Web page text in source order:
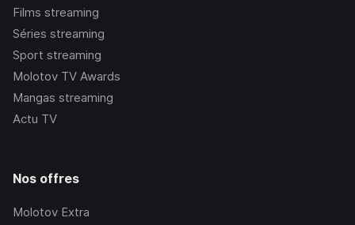
Films streaming
Séries streaming
Sport streaming
Molotov TV Awards
Mangas streaming
Actu TV
Nos offres
Molotov Extra